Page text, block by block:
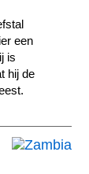
een
is
hij de